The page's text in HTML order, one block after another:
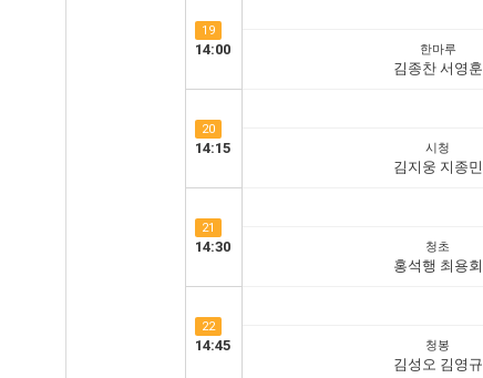
19
14:00 한마루
김종찬 서영훈
20
14:15 시청
김지웅 지종민
21
14:30 청초
홍석행 최용회
22
14:45 청봉
김성오 김영규